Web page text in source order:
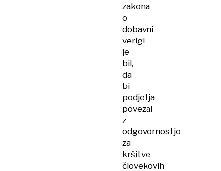
zakona
o
dobavni
verigi
je
bil,
da
bi
podjetja
povezal
z
odgovornostjo
za
kršitve
človekovih